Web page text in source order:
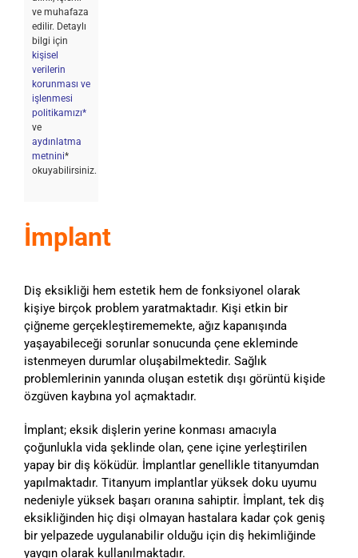
ve muhafaza
edilir. Detaylı
bilgi için
kişisel
verilerin
korunması ve
işlenmesi
politikamızı*
ve
aydınlatma
metnini*
okuyabilirsiniz.
İmplant
Diş eksikliği hem estetik hem de fonksiyonel olarak
kişiye birçok problem yaratmaktadır. Kişi etkin bir
çiğneme gerçekleştirememekte, ağız kapanışında
yaşayabileceği sorunlar sonucunda çene ekleminde
istenmeyen durumlar oluşabilmektedir. Sağlık
problemlerinin yanında oluşan estetik dışı görüntü kişide
özgüven kaybına yol açmaktadır.
İmplant; eksik dişlerin yerine konması amacıyla
çoğunlukla vida şeklinde olan, çene içine yerleştirilen
yapay bir diş köküdür. İmplantlar genellikle titanyumdan
yapılmaktadır. Titanyum implantlar yüksek doku uyumu
nedeniyle yüksek başarı oranına sahiptir. İmplant, tek diş
eksikliğinden hiç dişi olmayan hastalara kadar çok geniş
bir yelpazede uygulanabilir olduğu için diş hekimliğinde
yaygın olarak kullanılmaktadır.